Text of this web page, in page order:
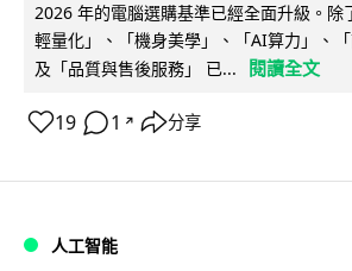
2026 年的電腦選購基準已經全面升級。除
輕量化」、「機身美學」、「AI算力」、
及「品質與售後服務」 已...
閱讀全文
19 1 ↗ 分享
人工智能